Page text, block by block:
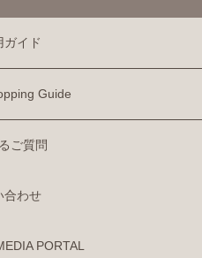
ガイド
Guide
ご質問
合わせ
PORTAL